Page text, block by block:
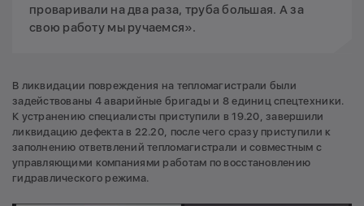
проваривали на два раза, труба большая. А за
свою работу мы ручаемся».
В ликвидации повреждения на тепломагистрали были
задействованы 4 аварийные бригады и 8 единиц спецтехники.
К устранению специалисты приступили в 19.20, завершили
ликвидацию дефекта в 22.20, после чего сразу приступили к
заполнению ответвлений тепломагистрали и совместным с
управляющими компаниями работам по восстановлению
гидравлического режима.